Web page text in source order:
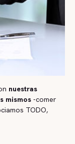
nuestras
mismos -comer
TODO,